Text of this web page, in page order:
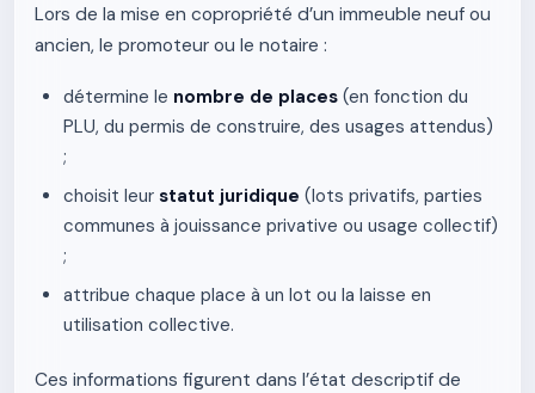
Lors de la mise en copropriété d’un immeuble neuf ou
ancien, le promoteur ou le notaire :
détermine le nombre de places (en fonction du
PLU, du permis de construire, des usages attendus)
;
choisit leur statut juridique (lots privatifs, parties
communes à jouissance privative ou usage collectif)
;
attribue chaque place à un lot ou la laisse en
utilisation collective.
Ces informations figurent dans l’état descriptif de